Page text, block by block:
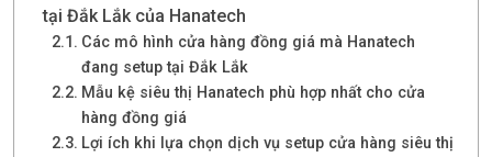
tại Đắk Lắk của Hanatech
Các mô hình cửa hàng đồng giá mà Hanatech
đang setup tại Đắk Lắk
Mẫu kệ siêu thị Hanatech phù hợp nhất cho cửa
hàng đồng giá
Lợi ích khi lựa chọn dịch vụ setup cửa hàng siêu thị